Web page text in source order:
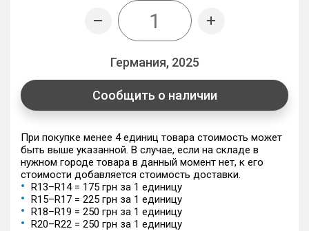
Германия, 2025
Сообщить о наличии
При покупке менее 4 единиц товара стоимость может
быть выше указанной. В случае, если на складе в
нужном городе товара в данный момент нет, к его
стоимости добавляется стоимость доставки.
R13–R14 = 175 грн за 1 единицу
R15–R17 = 225 грн за 1 единицу
R18–R19 = 250 грн за 1 единицу
R20–R22 = 250 грн за 1 единицу